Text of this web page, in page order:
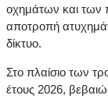
οχημάτων και των
αποτροπή
δίκτυο.
Στο πλαίσιο των
έτους 2026,